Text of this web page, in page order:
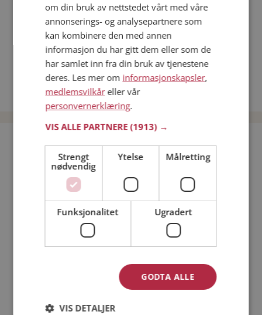
Fler single
Flere singlekvinner fra Lillestrøm :Ragnhild,Marina,
Menn fra Lillestrøm
Date kvinner i Norge
Date menn i Norge
Bli medlem gratis!
Jeg er en: Mann Kvinne
Min alder:
om din bruk av nettstedet vårt med våre
annonserings- og analysepartnere som
kan kombinere den med annen
informasjon du har gitt dem eller som de
har samlet inn fra din bruk av tjenestene
deres. Les mer om informasjonskapsler,
medlemsvilkåreller vår
personvernerklæring.
VIS ALLE PARTNERE(1913) →
Strengt
nødvendig
Ytelse Målretting
Funksjonalitet Ugradert
GODTA ALLE
VIS DETALJER